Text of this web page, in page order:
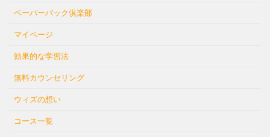
ペーパーバック倶楽部
マイページ
効果的な学習法
無料カウンセリング
ウィズの想い
コース一覧